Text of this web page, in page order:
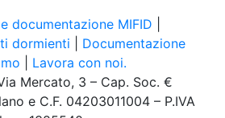
documentazione MIFID
dormienti
Documentazione
Lavora con noi.
Mercato, 3 – Cap. Soc. €
e C.F. 04203011004 – P.IVA